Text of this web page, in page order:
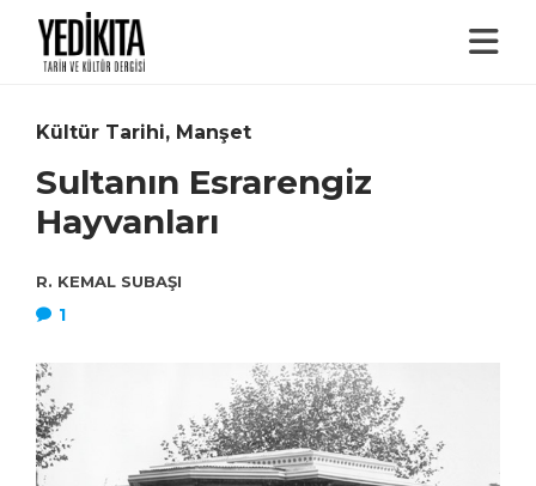
Kültür Tarihi, Manşet
Sultanın Esrarengiz
Hayvanları
R. KEMAL SUBAŞI
1